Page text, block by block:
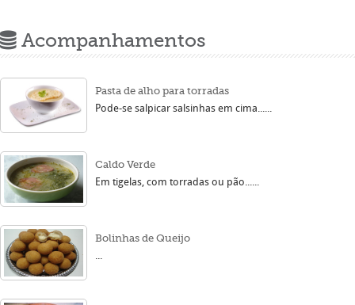
Acompanhamentos
Pasta de alho para torradas
Pode-se salpicar salsinhas em cima......
Caldo Verde
Em tigelas, com torradas ou pão......
Bolinhas de Queijo
...